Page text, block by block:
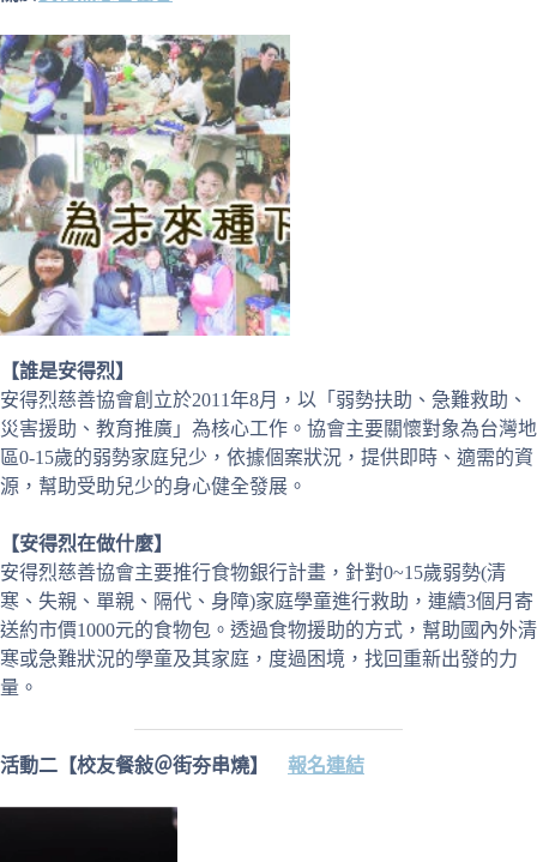
【誰是安得烈】
安得烈慈善協會創立於2011年8月，以「弱勢扶助、急難救助、
災害援助、教育推廣」為核心工作。協會主要關懷對象為台灣地
區0-15歲的弱勢家庭兒少，依據個案狀況，提供即時、適需的資
源，幫助受助兒少的身心健全發展。
【安得烈在做什麼】
安得烈慈善協會主要推行食物銀行計畫，針對0~15歲弱勢(清
寒、失親、單親、隔代、身障)家庭學童進行救助，連續3個月寄
送約市價1000元的食物包。透過食物援助的方式，幫助國內外清
寒或急難狀況的學童及其家庭，度過困境，找回重新出發的力
量。
活動二【校友餐敍＠街夯串燒】 報名連結